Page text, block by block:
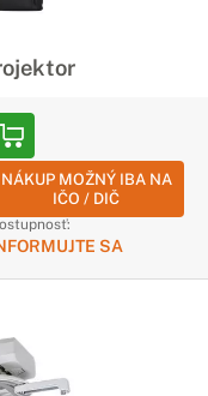
NÁKUP MOŽNÝ IBA NA
IČO / DIČ
SA